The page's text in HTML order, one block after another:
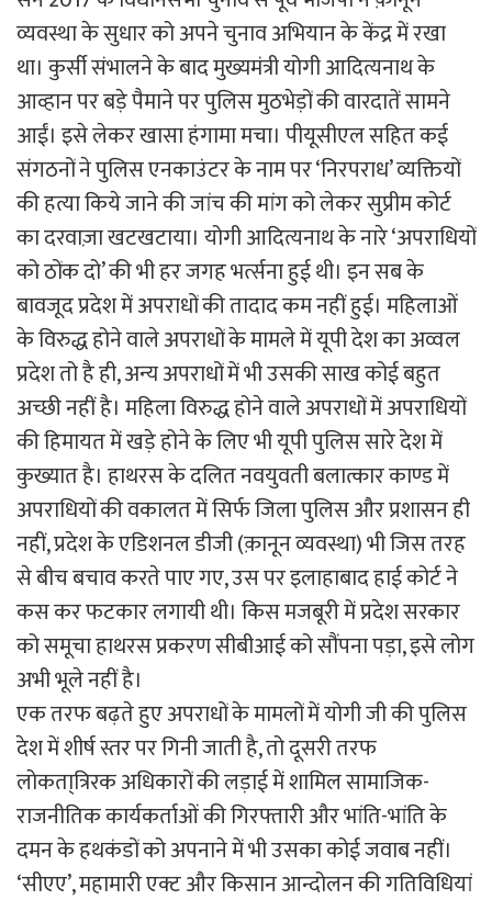
व्यवस्था के सुधार को अपने चुनाव अभियान के केंद्र में रखा
था। कुर्सी संभालने के बाद मुख्यमंत्री योगी आदित्यनाथ के
आव्हान पर बड़े पैमाने पर पुलिस मुठभेड़ों की वारदातें सामने
आईं। इसे लेकर खासा हंगामा मचा। पीयूसीएल सहित कई
संगठनों ने पुलिस एनकाउंटर के नाम पर ‘निरपराध’ व्यक्तियों
की हत्या किये जाने की जांच की मांग को लेकर सुप्रीम कोर्ट
का दरवाज़ा खटखटाया। योगी आदित्यनाथ के नारे ‘अपराधियों
को ठोंक दो’ की भी हर जगह भर्त्सना हुई थी। इन सब के
बावजूद प्रदेश में अपराधों की तादाद कम नहीं हुई। महिलाओं
के विरुद्ध होने वाले अपराधों के मामले में यूपी देश का अव्वल
प्रदेश तो है ही, अन्य अपराधों में भी उसकी साख कोई बहुत
अच्छी नहीं है। महिला विरुद्ध होने वाले अपराधों में अपराधियों
की हिमायत में खड़े होने के लिए भी यूपी पुलिस सारे देश में
कुख्यात है। हाथरस के दलित नवयुवती बलात्कार काण्ड में
अपराधियों की वकालत में सिर्फ जिला पुलिस और प्रशासन ही
नहीं, प्रदेश के एडिशनल डीजी (क़ानून व्यवस्था) भी जिस तरह
से बीच बचाव करते पाए गए, उस पर इलाहाबाद हाई कोर्ट ने
कस कर फटकार लगायी थी। किस मजबूरी में प्रदेश सरकार
को समूचा हाथरस प्रकरण सीबीआई को सौंपना पड़ा, इसे लोग
अभी भूले नहीं है।
एक तरफ बढ़ते हुए अपराधों के मामलों में योगी जी की पुलिस
देश में शीर्ष स्तर पर गिनी जाती है, तो दूसरी तरफ
लोकता्त्रिरक अधिकारों की लड़ाई में शामिल सामाजिक-
राजनीतिक कार्यकर्ताओं की गिरफ्तारी और भांति-भांति के
दमन के हथकंडों को अपनाने में भी उसका कोई जवाब नहीं।
‘सीएए’, महामारी एक्ट और किसान आन्दोलन की गतिविधियां